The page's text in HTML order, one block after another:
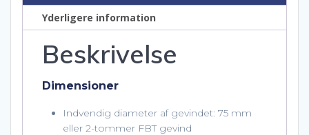
antal
Yderligere information
Beskrivelse
Dimensioner
Indvendig diameter af gevindet: 75 mm
eller 2-tommer FBT gevind